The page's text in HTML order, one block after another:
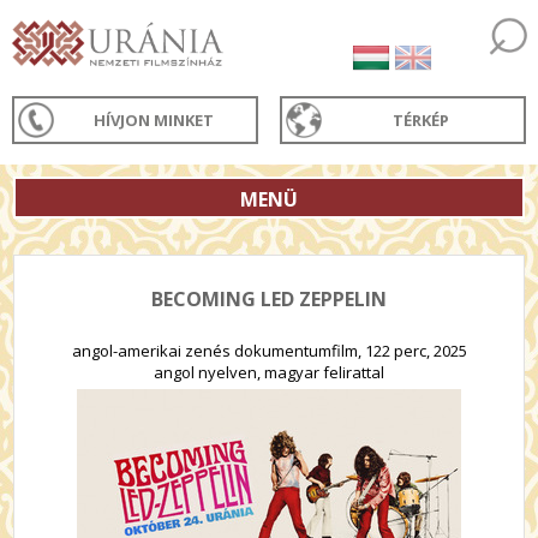
HÍVJON MINKET TÉRKÉP
MENÜ
BECOMING LED ZEPPELIN
angol-amerikai zenés dokumentumfilm, 122 perc, 2025
angol nyelven, magyar felirattal